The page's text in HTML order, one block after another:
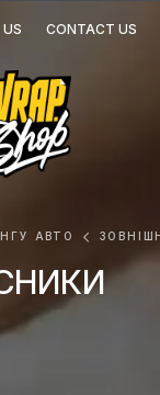
CONTACT US
АВТО